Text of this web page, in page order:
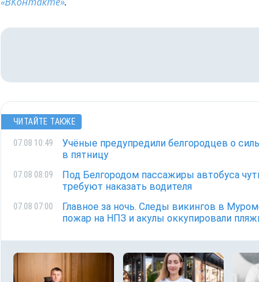
ЧИТАЙТЕ ТАКЖЕ
07.08 10:49
Учёные предупредили белгородцев о
в пятницу
07.08 08:09
Под Белгородом пассажиры автобуса
требуют наказать водителя
07.08 07:00
Главное за ночь. Следы викингов в
пожар на НПЗ и акулы оккупировали